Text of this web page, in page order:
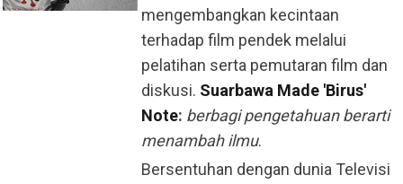
mengembangkan kecintaan
terhadap film pendek melalui
pelatihan serta pemutaran film dan
diskusi. Suarbawa Made 'Birus'
Note: berbagi pengetahuan berarti
menambah ilmu.
Bersentuhan dengan dunia Televisi